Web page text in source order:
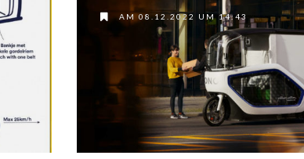
AM 08.12.2022 UM 14:43